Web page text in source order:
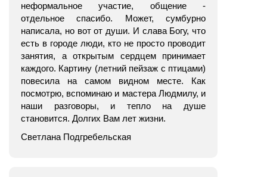
неформальное участие, общение -
отдельное спасибо. Может, сумбурно
написала, но вот от души. И слава Богу, что
есть в городе люди, кто не просто проводит
занятия, а открытым сердцем принимает
каждого. Картину (летний пейзаж с птицами)
повесила на самом видном месте. Как
посмотрю, вспоминаю и мастера Людмилу, и
наши разговоры, и тепло на душе
становится. Долгих Вам лет жизни.
Светлана Подгребельская